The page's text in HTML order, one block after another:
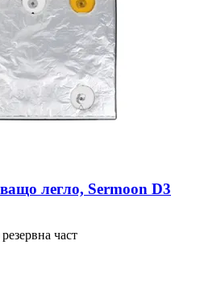
легло, Sermoon D3
част